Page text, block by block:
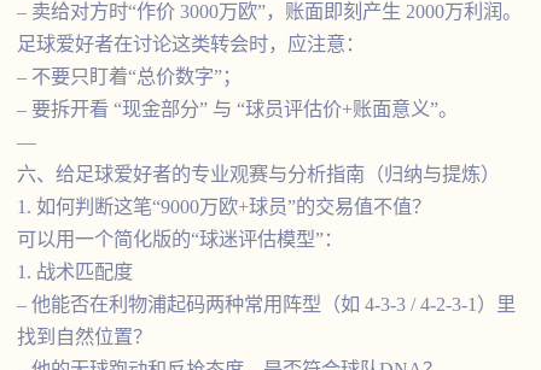
– 卖给对方时“作价 3000万欧”，账面即刻产生 2000万利润。
足球爱好者在讨论这类转会时，应注意：
– 不要只盯着“总价数字”；
– 要拆开看 “现金部分” 与 “球员评估价+账面意义”。
—
六、给足球爱好者的专业观赛与分析指南（归纳与提炼）
1. 如何判断这笔“9000万欧+球员”的交易值不值？
可以用一个简化版的“球迷评估模型”：
1. 战术匹配度
– 他能否在利物浦起码两种常用阵型（如 4-3-3 / 4-2-3-1）里
找到自然位置？